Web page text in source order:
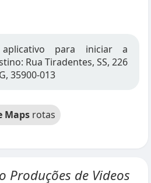
para iniciar a
Rua Tiradentes, SS, 226
35900-013
Maps rotas
Produções de Videos